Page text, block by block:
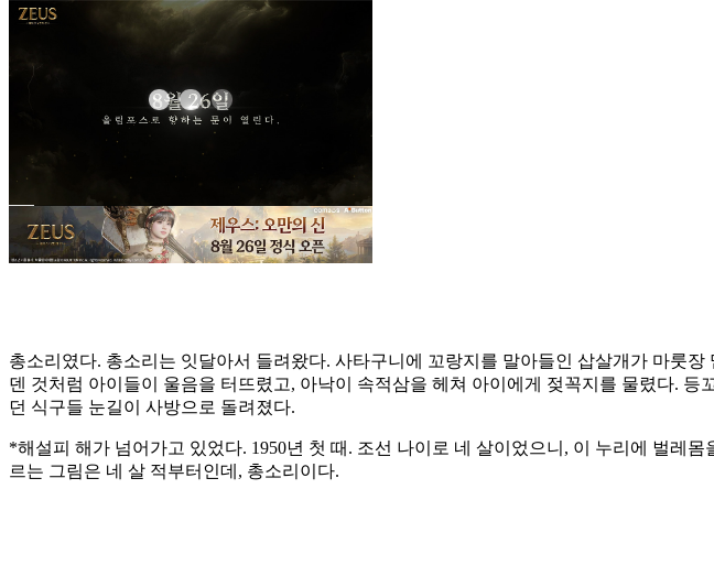
총소리였다. 총소리는 잇달아서 들려왔다. 사타구니에 꼬랑지를 말아들인 삽살개가 마룻
덴 것처럼 아이들이 울음을 터뜨렸고, 아낙이 속적삼을 헤쳐 아이에게 젖꼭지를 물렸다.
던 식구들 눈길이 사방으로 돌려졌다.
*해설피 해가 넘어가고 있었다. 1950년 첫 때. 조선 나이로 네 살이었으니, 이 누리에 벌레
르는 그림은 네 살 적부터인데, 총소리이다.